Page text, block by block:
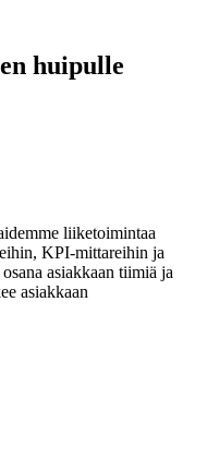
huipulle
liiketoimintaa
KPI-mittareihin ja
asiakkaan tiimiä ja
asiakkaan